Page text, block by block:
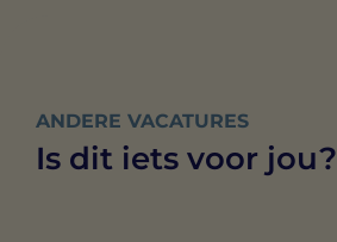
ANDERE VACATURES
Is dit iets voor jou?